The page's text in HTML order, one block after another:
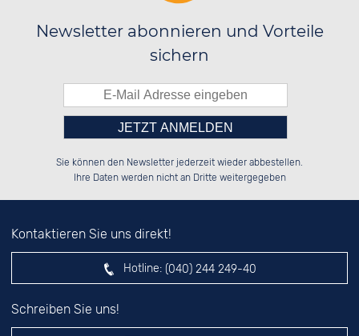
Newsletter abonnieren und Vorteile
sichern
██░░██░░██░░██░░░░░░██░░██░░██░░
██████░░██████░░░░████░░██████░░
░░░░██░░░░░░██░░██░░░░░░░░░░██░░
Bitte tragen Sie die Zahl in
das nebenstehende Feld ein.
Sie können den Newsletter jederzeit wieder abbestellen.
Ihre Daten werden nicht an Dritte weitergegeben
Kontaktieren Sie uns direkt!
Hotline: (040) 244 249-40
Schreiben Sie uns!